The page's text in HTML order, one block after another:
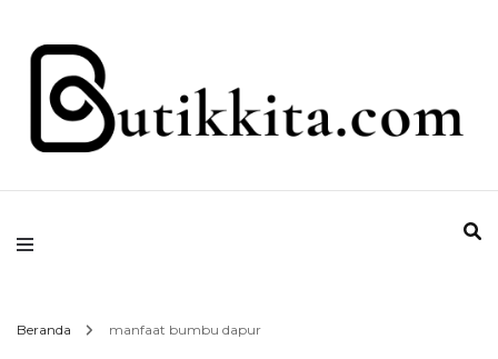
butikkita.com
Beranda manfaat bumbu dapur